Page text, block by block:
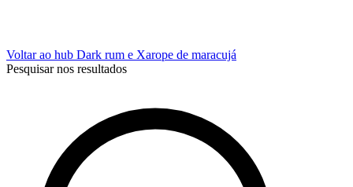
Voltar ao hub Dark rum e Xarope de maracujá
Pesquisar nos resultados